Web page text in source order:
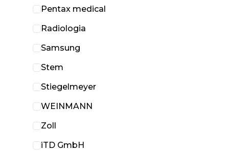
Pentax medical
Radiologia
Samsung
Stem
Stiegelmeyer
WEINMANN
Zoll
iTD GmbH